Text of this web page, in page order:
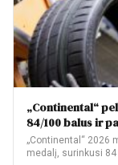
„Continental“
84/100 balus ir
„Continental“ 2026
medalį, surinkusi